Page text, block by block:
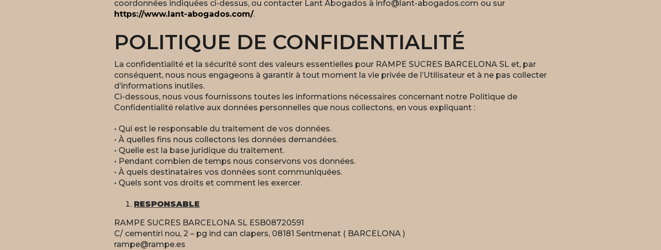
coordonnées indiquées ci-dessus, ou contacter Lant Abogados à info@lant-abogados.com ou sur
https://www.lant-abogados.com/.
POLITIQUE DE CONFIDENTIALITÉ
La confidentialité et la sécurité sont des valeurs essentielles pour RAMPE SUCRES BARCELONA SL et, par
conséquent, nous nous engageons à garantir à tout moment la vie privée de l’Utilisateur et à ne pas collecter
d’informations inutiles.
Ci-dessous, nous vous fournissons toutes les informations nécessaires concernant notre Politique de
Confidentialité relative aux données personnelles que nous collectons, en vous expliquant :
• Qui est le responsable du traitement de vos données.
• À quelles fins nous collectons les données demandées.
• Quelle est la base juridique du traitement.
• Pendant combien de temps nous conservons vos données.
• À quels destinataires vos données sont communiquées.
• Quels sont vos droits et comment les exercer.
RESPONSABLE
RAMPE SUCRES BARCELONA SL ESB08720591
C/ cementiri nou, 2 – pg ind can clapers, 08181 Sentmenat ( BARCELONA )
rampe@rampe.es